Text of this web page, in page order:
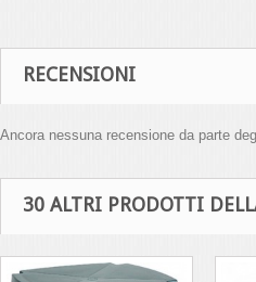
RECENSIONI
Ancora nessuna recensione da parte
30 ALTRI PRODOTTI